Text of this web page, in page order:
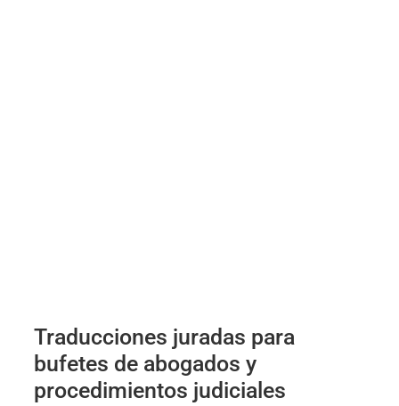
Traducciones juradas para
bufetes de abogados y
procedimientos judiciales